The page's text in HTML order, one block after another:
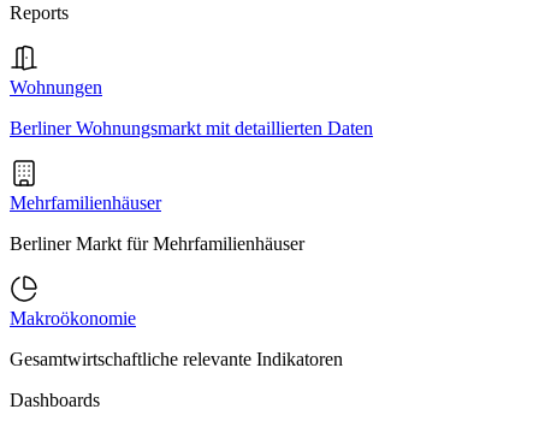
Reports
Wohnungen
Berliner Wohnungsmarkt mit detaillierten Daten
Mehrfamilienhäuser
Berliner Markt für Mehrfamilienhäuser
Makroökonomie
Gesamtwirtschaftliche relevante Indikatoren
Dashboards